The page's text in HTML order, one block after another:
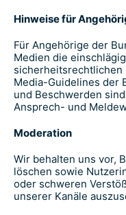
Hinweise für
Für Angehörige der
Medien die
sicherheitsrechtlichen
Media-Guidelines der
und Beschwerden
Ansprech- und
Moderation
Wir behalten uns vor,
löschen sowie
oder schweren
unserer Kanäle